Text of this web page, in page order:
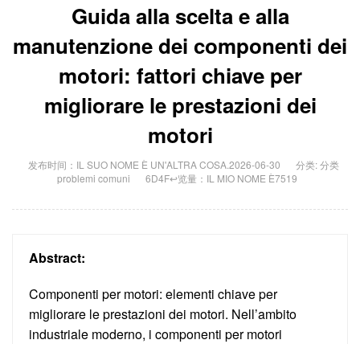
Guida alla scelta e alla
manutenzione dei componenti dei
motori: fattori chiave per
migliorare le prestazioni dei
motori
发布时间：IL SUO NOME È UN'ALTRA COSA.2026-06-30
分类: 分类
problemi comuni
6D4F↩览量：IL MIO NOME È7519
Abstract:
Componenti per motori: elementi chiave per
migliorare le prestazioni dei motori. Nell’ambito
industriale moderno, i componenti per motori